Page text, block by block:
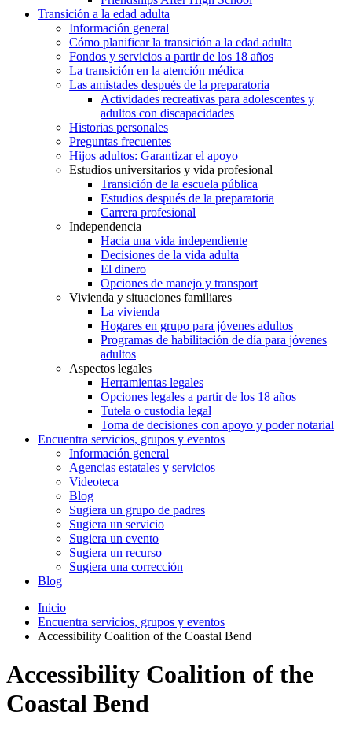
Transición a la edad adulta
Información general
Cómo planificar la transición a la edad adulta
Fondos y servicios a partir de los 18 años
La transición en la atención médica
Las amistades después de la preparatoria
Actividades recreativas para adolescentes y
adultos con discapacidades
Historias personales
Preguntas frecuentes
Hijos adultos: Garantizar el apoyo
Estudios universitarios y vida profesional
Transición de la escuela pública
Estudios después de la preparatoria
Carrera profesional
Independencia
Hacia una vida independiente
Decisiones de la vida adulta
El dinero
Opciones de manejo y transport
Vivienda y situaciones familiares
La vivienda
Hogares en grupo para jóvenes adultos
Programas de habilitación de día para jóvenes
adultos
Aspectos legales
Herramientas legales
Opciones legales a partir de los 18 años
Tutela o custodia legal
Toma de decisiones con apoyo y poder notarial
Encuentra servicios, grupos y eventos
Información general
Agencias estatales y servicios
Videoteca
Blog
Sugiera un grupo de padres
Sugiera un servicio
Sugiera un evento
Sugiera un recurso
Sugiera una corrección
Blog
Inicio
Encuentra servicios, grupos y eventos
Accessibility Coalition of the Coastal Bend
Accessibility Coalition of the
Coastal Bend